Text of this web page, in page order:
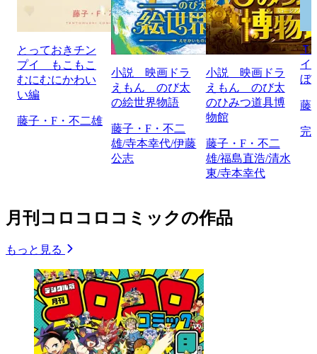
とっておきチン
プイ もこもこ
むにむにかわい
い編
藤子・F・不二雄
小説 映画ドラ
えもん のび太
の絵世界物語
藤子・F・不二
雄/寺本幸代/伊藤
公志
小説 映画ドラ
えもん のび太
のひみつ道具博
物館
藤子・F・不二
雄/福島直浩/清水
東/寺本幸代
Ｔ
イ
ぼ
藤
完
月刊コロコロコミックの作品
もっと見る